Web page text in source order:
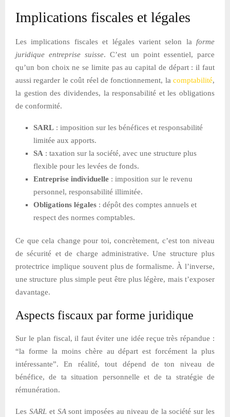
Implications fiscales et légales
Les implications fiscales et légales varient selon la forme
juridique entreprise suisse. C’est un point essentiel, parce
qu’un bon choix ne se limite pas au capital de départ : il faut
aussi regarder le coût réel de fonctionnement, la comptabilité,
la gestion des dividendes, la responsabilité et les obligations
de conformité.
SARL : imposition sur les bénéfices et responsabilité
limitée aux apports.
SA : taxation sur la société, avec une structure plus
flexible pour les levées de fonds.
Entreprise individuelle : imposition sur le revenu
personnel, responsabilité illimitée.
Obligations légales : dépôt des comptes annuels et
respect des normes comptables.
Ce que cela change pour toi, concrètement, c’est ton niveau
de sécurité et de charge administrative. Une structure plus
protectrice implique souvent plus de formalisme. À l’inverse,
une structure plus simple peut être plus légère, mais t’exposer
davantage.
Aspects fiscaux par forme juridique
Sur le plan fiscal, il faut éviter une idée reçue très répandue :
“la forme la moins chère au départ est forcément la plus
intéressante”. En réalité, tout dépend de ton niveau de
bénéfice, de ta situation personnelle et de ta stratégie de
rémunération.
Les SARLet SA sont imposées au niveau de la société sur les